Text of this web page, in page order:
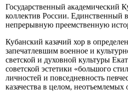
Государственный академический
коллектив России. Единственный
непрерывную преемственную
Кубанский казачий хор в
запечатлевшим военное и
светской и духовной культуры
советской эстетики «большого
личностей и повседневность
казачества в целом,